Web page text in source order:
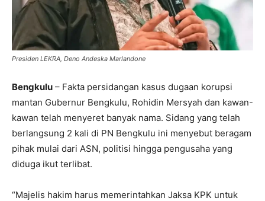
Presiden LEKRA, Deno Andeska Marlandone
Bengkulu – Fakta persidangan kasus dugaan korupsi
mantan Gubernur Bengkulu, Rohidin Mersyah dan kawan-
kawan telah menyeret banyak nama. Sidang yang telah
berlangsung 2 kali di PN Bengkulu ini menyebut beragam
pihak mulai dari ASN, politisi hingga pengusaha yang
diduga ikut terlibat.‎
“Majelis hakim harus memerintahkan Jaksa KPK untuk